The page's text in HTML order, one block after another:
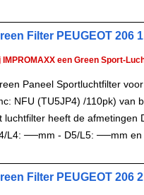
Filter PEUGEOT 206
IMPROMAXX een Green Sport-
Paneel Sportluchtfilter
NFU (TU5JP4) /110pk) van
luchtfilter heeft de
L4: ──mm - D5/L5: ──mm en
Filter PEUGEOT 206